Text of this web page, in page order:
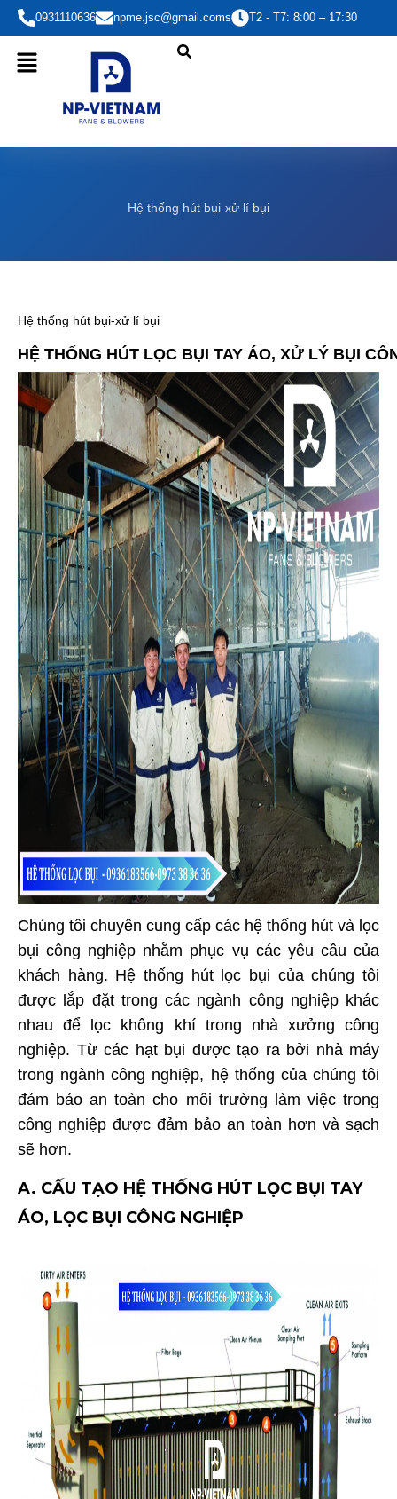
Nhảy
dung
0931110636 npme.jsc@gmail.coms T2 - T7: 8:00 – 17:30
Hệ thống hút bụi-xử lí bụi
Hệ thống hút bụi-xử lí bụi
HỆ THỐNG HÚT LỌC BỤI TAY ÁO, XỬ LÝ BỤI
Chúng tôi chuyên cung cấp các hệ thống hút và lọc
bụi công nghiệp nhằm phục vụ các yêu cầu của
khách hàng. Hệ thống hút lọc bụi của chúng tôi
được lắp đặt trong các ngành công nghiệp khác
nhau để lọc không khí trong nhà xưởng công
nghiệp. Từ các hạt bụi được tạo ra bởi nhà máy
trong ngành công nghiệp, hệ thống của chúng tôi
đảm bảo an toàn cho môi trường làm việc trong
công nghiệp được đảm bảo an toàn hơn và sạch
sẽ hơn.
A. CẤU TẠO HỆ THỐNG HÚT LỌC BỤI TAY
ÁO, LỌC BỤI CÔNG NGHIỆP